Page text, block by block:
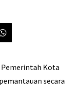
Pemerintah Kota
secara